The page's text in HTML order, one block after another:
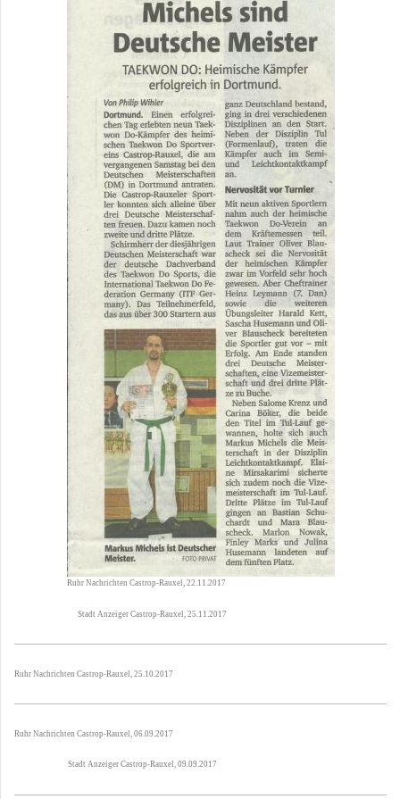
Ruhr Nachrichten Castrop-Rauxel, 22.11.2017
Stadt Anzeiger Castrop-Rauxel, 25.11.2017
Ruhr Nachrichten Castrop-Rauxel, 25.10.2017
Ruhr Nachrichten Castrop-Rauxel, 06.09.2017
Stadt Anzeiger Castrop-Rauxel, 09.09.2017